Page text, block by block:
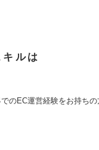
ルは
のEC運営経験をお持ち